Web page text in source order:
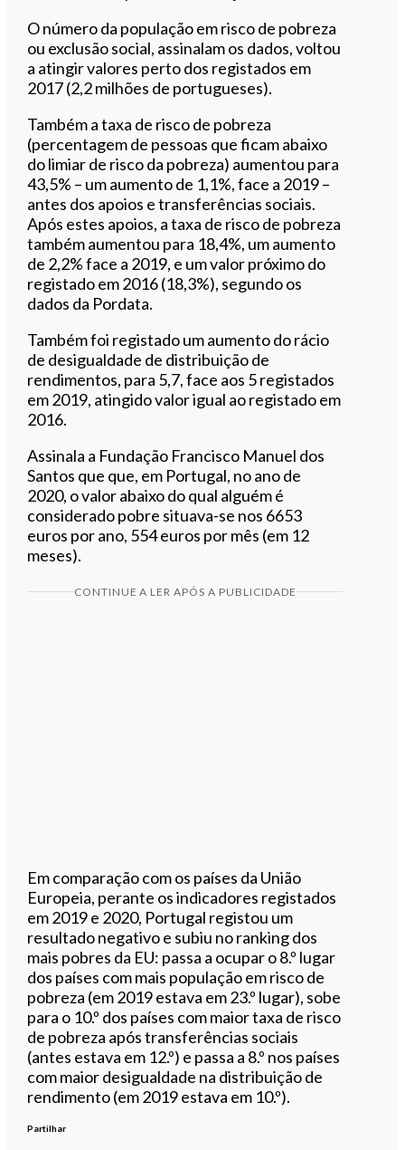
O número da população em risco de pobreza
ou exclusão social, assinalam os dados, voltou
a atingir valores perto dos registados em
2017 (2,2 milhões de portugueses).
Também a taxa de risco de pobreza
(percentagem de pessoas que ficam abaixo
do limiar de risco da pobreza) aumentou para
43,5% – um aumento de 1,1%, face a 2019 –
antes dos apoios e transferências sociais.
Após estes apoios, a taxa de risco de pobreza
também aumentou para 18,4%, um aumento
de 2,2% face a 2019, e um valor próximo do
registado em 2016 (18,3%), segundo os
dados da Pordata.
Também foi registado um aumento do rácio
de desigualdade de distribuição de
rendimentos, para 5,7, face aos 5 registados
em 2019, atingido valor igual ao registado em
2016.
Assinala a Fundação Francisco Manuel dos
Santos que que, em Portugal, no ano de
2020, o valor abaixo do qual alguém é
considerado pobre situava-se nos 6653
euros por ano, 554 euros por mês (em 12
meses).
CONTINUE A LER APÓS A PUBLICIDADE
Em comparação com os países da União
Europeia, perante os indicadores registados
em 2019 e 2020, Portugal registou um
resultado negativo e subiu no ranking dos
mais pobres da EU: passa a ocupar o 8.º lugar
dos países com mais população em risco de
pobreza (em 2019 estava em 23.º lugar), sobe
para o 10.º dos países com maior taxa de risco
de pobreza após transferências sociais
(antes estava em 12.º) e passa a 8.º nos países
com maior desigualdade na distribuição de
rendimento (em 2019 estava em 10.º).
Partilhar